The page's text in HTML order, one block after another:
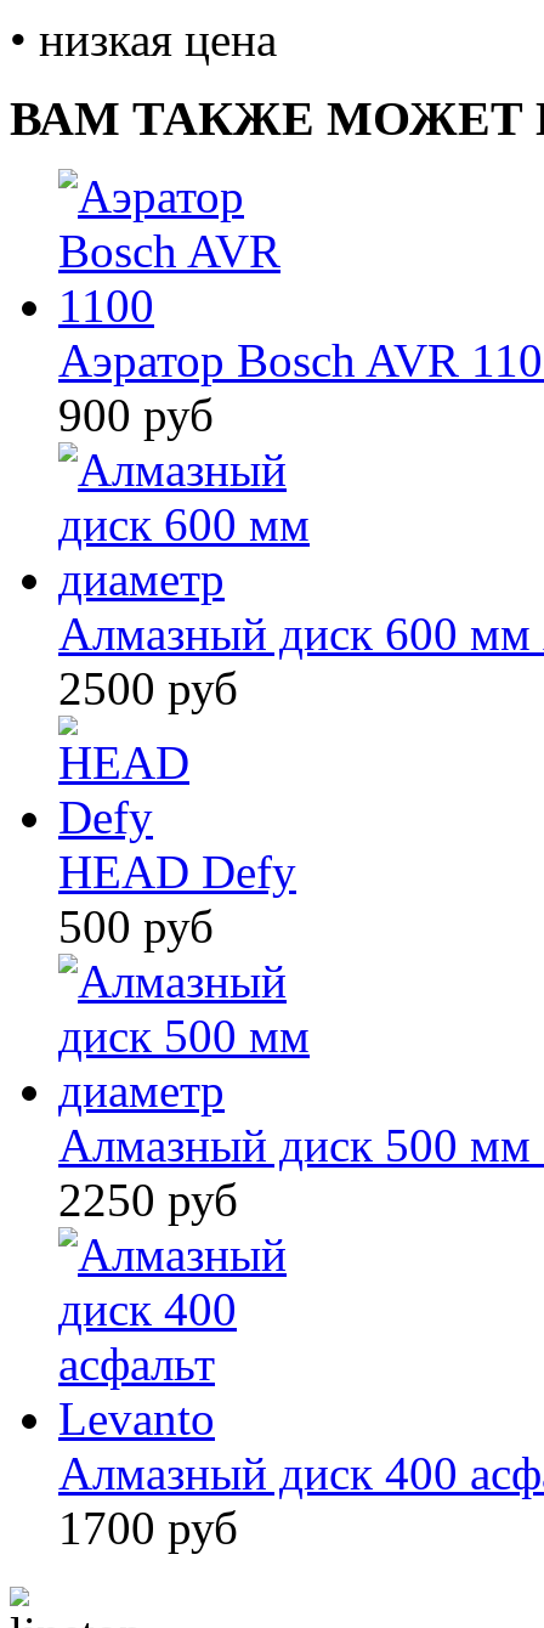
• низкая цена
ВАМ ТАКЖЕ МОЖЕТ
Аэратор Bosch AVR
900 руб
Алмазный диск 600 мм
2500 руб
HEAD Defy
500 руб
Алмазный диск 500 мм
2250 руб
Алмазный диск 400
1700 руб